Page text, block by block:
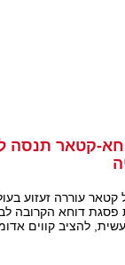
קטאר תנסה
עוררה זעזוע
דוחא הקרובה
להציב קווים